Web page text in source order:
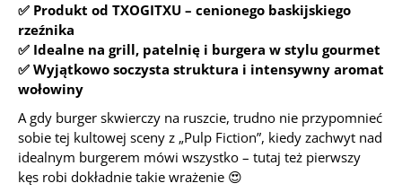
✅ Produkt od TXOGITXU – cenionego baskijskiego
rzeźnika
✅ Idealne na grill, patelnię i burgera w stylu gourmet
✅ Wyjątkowo soczysta struktura i intensywny aromat
wołowiny
A gdy burger skwierczy na ruszcie, trudno nie przypomnieć
sobie tej kultowej sceny z „Pulp Fiction”, kiedy zachwyt nad
idealnym burgerem mówi wszystko – tutaj też pierwszy
kęs robi dokładnie takie wrażenie 😍